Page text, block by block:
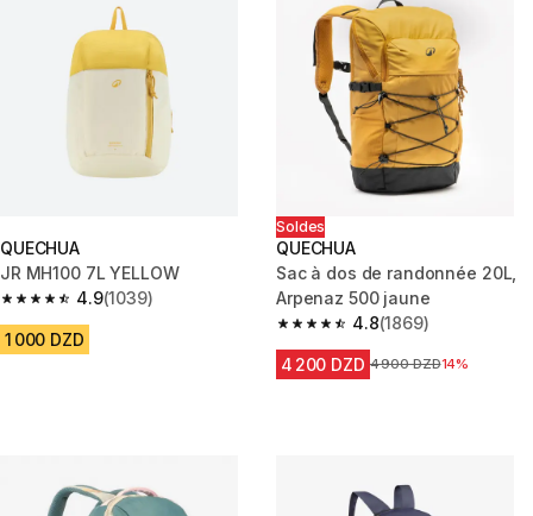
QUECHUA
JR MH100 7L YELLOW
4.9
4.9 out of 5 stars from 1039 reviews
(1039)
1 000 DZD
Soldes
QUECHUA
Sac à dos de randonnée 20L,
Arpenaz 500 jaune
4.8
4.8 out of 5 stars from 1869
(1869)
4 200 DZD Prix avant la réduction
4 900 DZD14%